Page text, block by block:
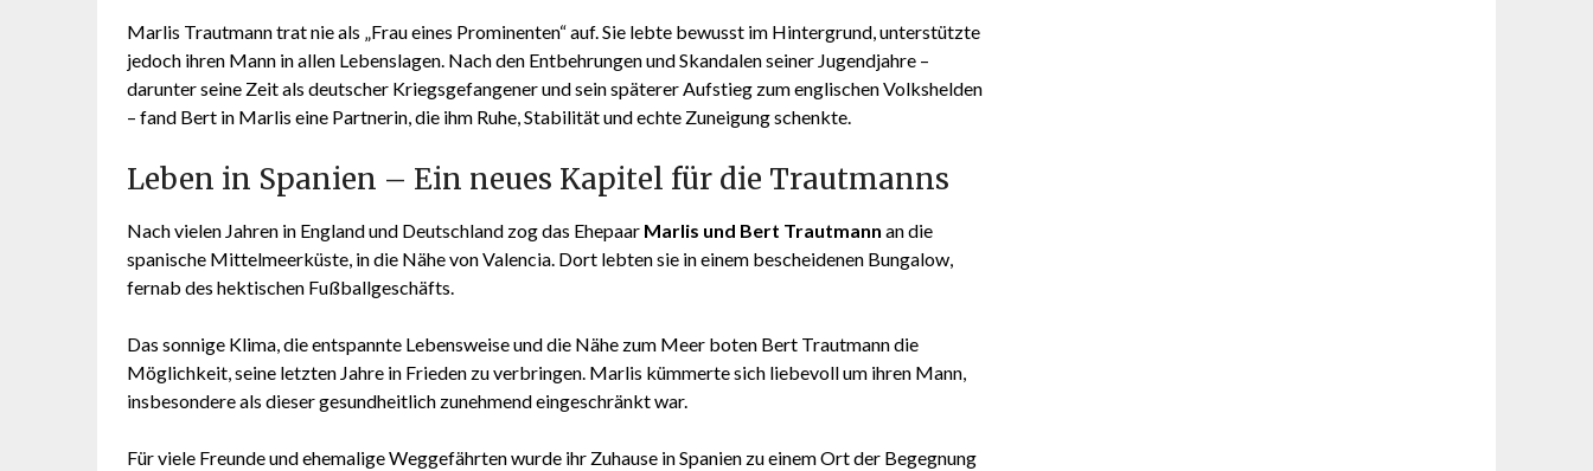
Marlis Trautmann trat nie als „Frau eines Prominenten“ auf. Sie lebte bewusst im Hintergrund, unterstützte
jedoch ihren Mann in allen Lebenslagen. Nach den Entbehrungen und Skandalen seiner Jugendjahre –
darunter seine Zeit als deutscher Kriegsgefangener und sein späterer Aufstieg zum englischen Volkshelden
– fand Bert in Marlis eine Partnerin, die ihm Ruhe, Stabilität und echte Zuneigung schenkte.
Leben in Spanien – Ein neues Kapitel für die Trautmanns
Nach vielen Jahren in England und Deutschland zog das Ehepaar Marlis und Bert Trautmann an die
spanische Mittelmeerküste, in die Nähe von Valencia. Dort lebten sie in einem bescheidenen Bungalow,
fernab des hektischen Fußballgeschäfts.
Das sonnige Klima, die entspannte Lebensweise und die Nähe zum Meer boten Bert Trautmann die
Möglichkeit, seine letzten Jahre in Frieden zu verbringen. Marlis kümmerte sich liebevoll um ihren Mann,
insbesondere als dieser gesundheitlich zunehmend eingeschränkt war.
Für viele Freunde und ehemalige Weggefährten wurde ihr Zuhause in Spanien zu einem Ort der Begegnung